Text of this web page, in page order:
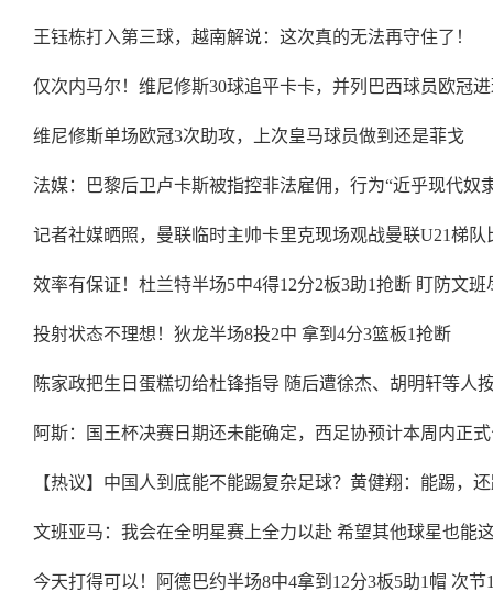
王钰栋打入第三球，越南解说：这次真的无法再守住了！
仅次内马尔！维尼修斯30球追平卡卡，并列巴西球员欧冠
维尼修斯单场欧冠3次助攻，上次皇马球员做到还是菲戈
法媒：巴黎后卫卢卡斯被指控非法雇佣，行为“近乎现代奴
记者社媒晒照，曼联临时主帅卡里克现场观战曼联U21梯队
效率有保证！杜兰特半场5中4得12分2板3助1抢断 盯防文
投射状态不理想！狄龙半场8投2中 拿到4分3篮板1抢断
陈家政把生日蛋糕切给杜锋指导 随后遭徐杰、胡明轩等人
阿斯：国王杯决赛日期还未能确定，西足协预计本周内正
【热议】中国人到底能不能踢复杂足球？黄健翔：能踢，
文班亚马：我会在全明星赛上全力以赴 希望其他球星也能
今天打得可以！阿德巴约半场8中4拿到12分3板5助1帽 次节